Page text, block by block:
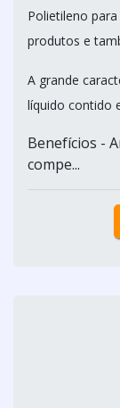
Polietileno
produtos e
A grande
líquido contido
Benefícios -
compe...